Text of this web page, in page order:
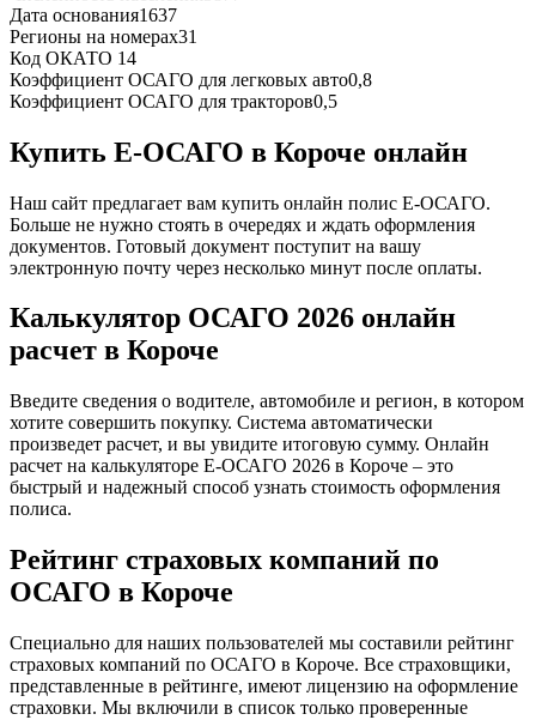
Дата основания1637
Регионы на номерах31
Код ОКАТО 14
Коэффициент ОСАГО для легковых авто0,8
Коэффициент ОСАГО для тракторов0,5
Купить Е-ОСАГО в Короче онлайн
Наш сайт предлагает вам купить онлайн полис Е-ОСАГО.
Больше не нужно стоять в очередях и ждать оформления
документов. Готовый документ поступит на вашу
электронную почту через несколько минут после оплаты.
Калькулятор ОСАГО 2026 онлайн
расчет в Короче
Введите сведения о водителе, автомобиле и регион, в котором
хотите совершить покупку. Система автоматически
произведет расчет, и вы увидите итоговую сумму. Онлайн
расчет на калькуляторе Е-ОСАГО 2026 в Короче – это
быстрый и надежный способ узнать стоимость оформления
полиса.
Рейтинг страховых компаний по
ОСАГО в Короче
Специально для наших пользователей мы составили рейтинг
страховых компаний по ОСАГО в Короче. Все страховщики,
представленные в рейтинге, имеют лицензию на оформление
страховки. Мы включили в список только проверенные